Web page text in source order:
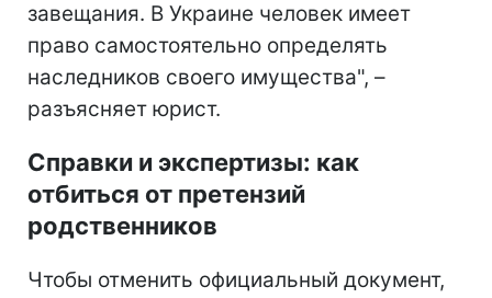
завещания. В Украине человек имеет
право самостоятельно определять
наследников своего имущества", –
разъясняет юрист.
Справки и экспертизы: как
отбиться от претензий
родственников
Чтобы отменить официальный документ,